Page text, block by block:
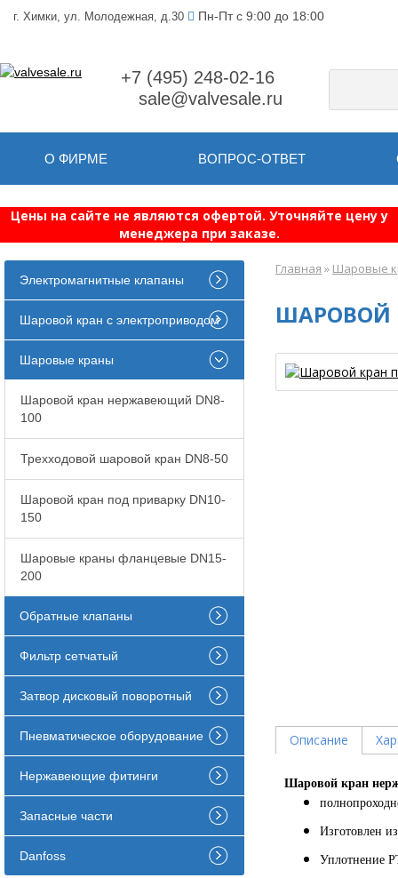
г. Химки, ул. Молодежная, д.30 Пн-Пт с 9:00 до 18:00
+7 (495) 248-02-16
sale@valvesale.ru
О ФИРМЕ ВОПРОС-ОТВЕТ
Цены на сайте не являются офертой. Уточняйте цену у
менеджера при заказе.
Главная » Шаровые
ШАРОВОЙ
Описание
Шаровой кран
Изготовлен
Уплотнение
Электромагнитные клапаны
Шаровой кран с электроприводом
Шаровые краны
Шаровой кран нержавеющий DN8-
100
Трехходовой шаровой кран DN8-50
Шаровой кран под приварку DN10-
150
Шаровые краны фланцевые DN15-
200
Обратные клапаны
Фильтр сетчатый
Затвор дисковый поворотный
Пневматическое оборудование
Нержавеющие фитинги
Запасные части
Danfoss